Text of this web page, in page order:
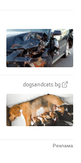
dogsandcats.bg